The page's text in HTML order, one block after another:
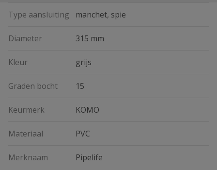
Type aansluiting manchet, spie
Diameter 315 mm
Kleur grijs
Graden bocht 15
Keurmerk KOMO
Materiaal PVC
Merknaam Pipelife